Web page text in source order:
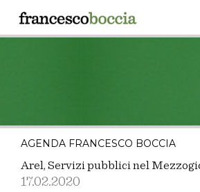
AGENDA FRANCESCO BOCCIA
Arel, Servizi pubblici nel
17.02.2020